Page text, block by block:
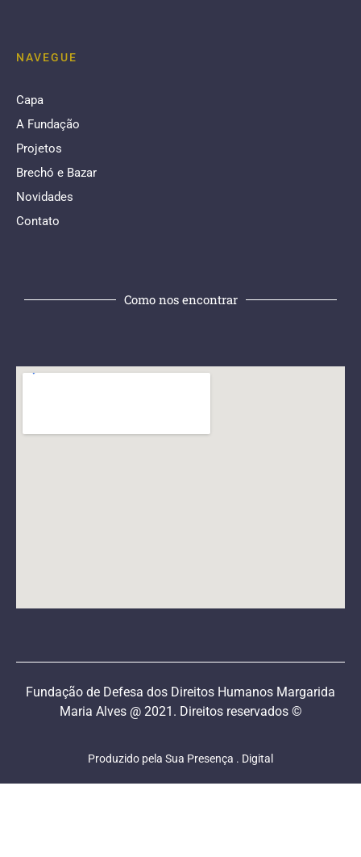
NAVEGUE
Capa
A Fundação
Projetos
Brechó e Bazar
Novidades
Contato
Como nos encontrar
Fundação de Defesa dos Direitos Humanos Margarida
Maria Alves @ 2021. Direitos reservados ©
Produzido pela Sua Presença . Digital